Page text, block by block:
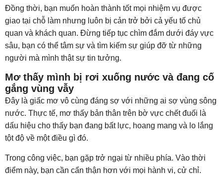
Đồng thời, bạn muốn hoàn thành tốt mọi nhiệm vụ được
giao tại chỗ làm nhưng luôn bị cản trở bởi cả yếu tố chủ
quan và khách quan. Đừng tiếp tục chìm đắm dưới đáy vực
sâu, bạn có thể tâm sự và tìm kiếm sự giúp đỡ từ những
người mà mình thật sự tin tưởng.
Mơ thấy mình bị rơi xuống nước và đang cố
gắng vùng vẫy
Đây là giấc mơ vô cùng đáng sợ với những ai sợ vùng sông
nước. Thực tế, mơ thấy bản thân trên bờ vực chết đuối là
dấu hiệu cho thấy bạn đang bất lực, hoang mang và lo lắng
tột độ về một điều gì đó.
Trong công việc, bạn gặp trở ngại từ nhiều phía. Vào thời
điểm này, bạn cần cẩn thận hơn với mọi hành vi, cử chỉ.